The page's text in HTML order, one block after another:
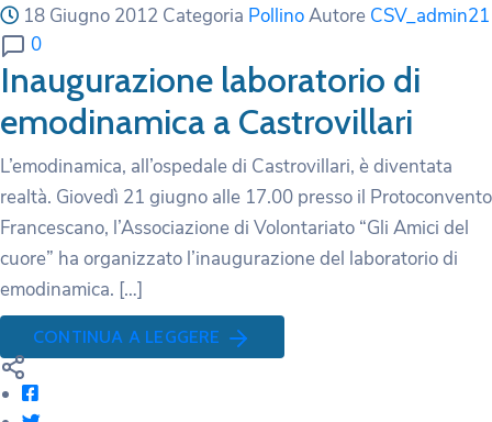
18 Giugno 2012 Categoria PollinoAutore CSV_admin21
0
Inaugurazione laboratorio di
emodinamica a Castrovillari
L’emodinamica, all’ospedale di Castrovillari, è diventata
realtà. Giovedì 21 giugno alle 17.00 presso il Protoconvento
Francescano, l’Associazione di Volontariato “Gli Amici del
cuore” ha organizzato l’inaugurazione del laboratorio di
emodinamica. […]
CONTINUA A LEGGERE